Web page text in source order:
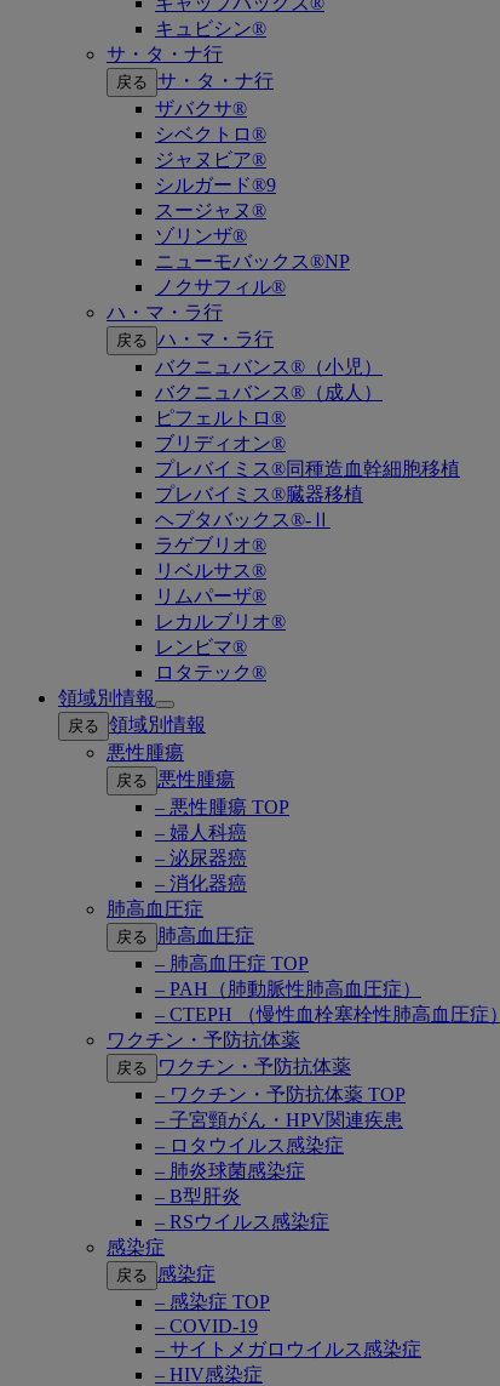
キュビシン®
サ・タ・ナ行
戻る サ・タ・ナ行
ザバクサ®
シベクトロ®
ジャヌビア®
シルガード®9
スージャヌ®
ゾリンザ®
ニューモバックス®NP
ノクサフィル®
ハ・マ・ラ行
戻る ハ・マ・ラ行
バクニュバンス®（小児）
バクニュバンス®（成人）
ピフェルトロ®
ブリディオン®
プレバイミス®同種造血幹細胞移植
プレバイミス®臓器移植
ヘプタバックス®-Ⅱ
ラゲブリオ®
リベルサス®
リムパーザ®
レカルブリオ®
レンビマ®
ロタテック®
領域別情報
Open
submenu
戻る 領域別情報
悪性腫瘍
戻る
悪性腫瘍
– 悪性腫瘍 TOP
– 婦人科癌
– 泌尿器癌
– 消化器癌
肺高血圧症
戻る
肺高血圧症
– 肺高血圧症 TOP
– PAH（肺動脈性肺高血圧症）
– CTEPH （慢性血栓塞栓性肺高血圧症）
ワクチン・予防抗体薬
戻る
ワクチン・予防抗体薬
– ワクチン・予防抗体薬 TOP
– 子宮頸がん・HPV関連疾患
– ロタウイルス感染症
– 肺炎球菌感染症
– B型肝炎
– RSウイルス感染症
感染症
戻る
感染症
– 感染症 TOP
– COVID-19
– サイトメガロウイルス感染症
– HIV感染症